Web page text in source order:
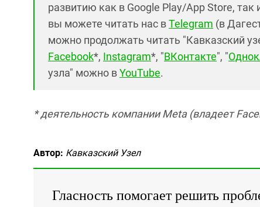
развитию как в Google Play/App Store, так
вы можете читать нас вTelegram (в
можно продолжать читать "Кавказский
Facebook*, Instagram*, "ВКонтакте", "
узла" можно вYouTube.
* деятельность компании Meta (владеет
Автор: Кавказский Узел
Гласность помогает решить